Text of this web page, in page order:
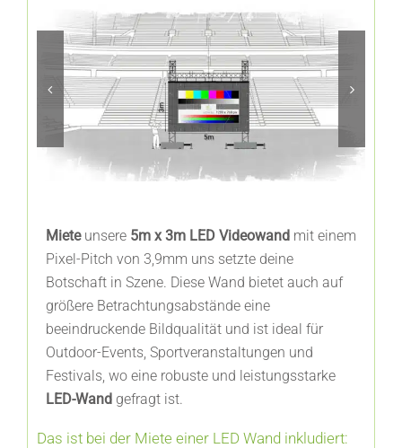
Montagearten
FAQ’s
Miete unsere5m x 3m LED Videowand mit einem
Pixel-Pitch von 3,9mm uns setzte deine
Botschaft in Szene. Diese Wand bietet auch auf
größere Betrachtungsabstände eine
beeindruckende Bildqualität und ist ideal für
Outdoor-Events, Sportveranstaltungen und
Festivals, wo eine robuste und leistungsstarke
LED-Wandgefragt ist.
Das ist bei der Miete einer LED Wand inkludiert: